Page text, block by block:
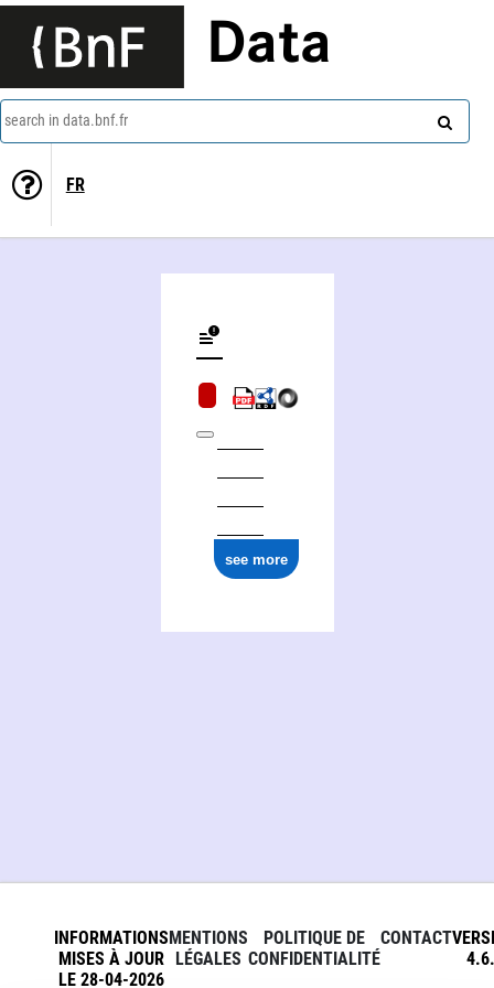
Data
search in data.bnf.fr
FR
see more
INFORMATIONS
MISES À JOUR
LE 28-04-2026
MENTIONS
LÉGALES
POLITIQUE DE
CONFIDENTIALITÉ
CONTACT